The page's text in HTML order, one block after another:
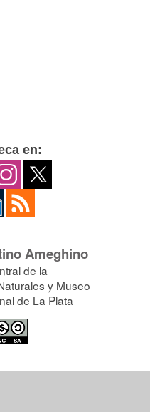
en:
Ameghino
de la
y Museo
de La Plata